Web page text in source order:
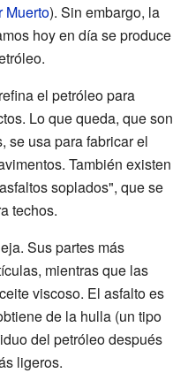
Muerto). Sin embargo, la
hoy en día se produce
el petróleo para
Lo que queda, que son
se usa para fabricar el
También existen
soplados", que se
techos.
Sus partes más
mientras que las
viscoso. El asfalto es
de la hulla (un tipo
del petróleo después
ligeros.